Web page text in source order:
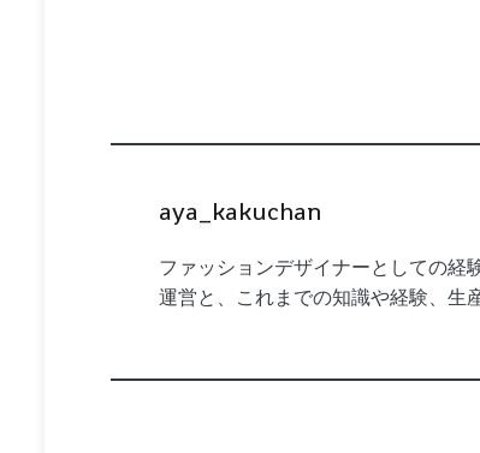
aya_kakuchan
ファッションデザイナーとしての経
運営と、これまでの知識や経験、生